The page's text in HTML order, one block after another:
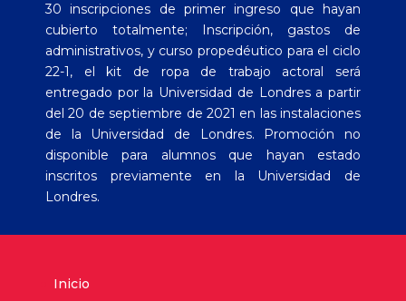
30 inscripciones de primer ingreso que hayan
cubierto totalmente; Inscripción, gastos de
administrativos, y curso propedéutico para el ciclo
22-1, el kit de ropa de trabajo actoral será
entregado por la Universidad de Londres a partir
del 20 de septiembre de 2021 en las instalaciones
de la Universidad de Londres. Promoción no
disponible para alumnos que hayan estado
inscritos previamente en la Universidad de
Londres.
Inicio